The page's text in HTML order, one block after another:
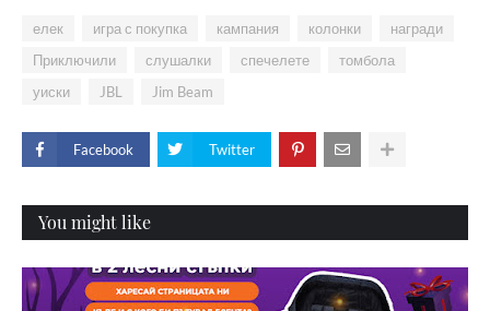
елек игра с покупка кампания колонки
награди
Приключили
слушалки спечелете
томбола
уиски
JBL Jim Beam
Facebook Twitter
You might like